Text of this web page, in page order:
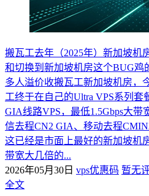
搬瓦工去年（2025年）新加坡机
和切换到新加坡机房这个BUG鸡
多人溢价收搬瓦工新加坡机房，
工终于在自己的Ultra VPS系列套
GIA线路VPS，最低1.5Gbps大
信去程CN2 GIA、移动去程
这已经是市面上最好的新加坡机
带宽大几倍的...
2026年05月30日 vps优惠码 暂无
全文